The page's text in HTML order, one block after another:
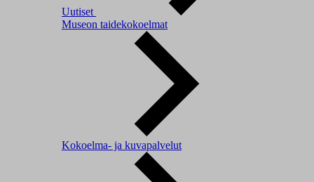
Uutiset
Museon taidekokoelmat
Kokoelma- ja kuvapalvelut